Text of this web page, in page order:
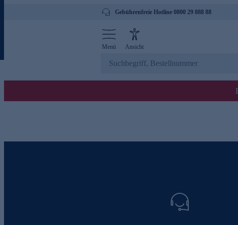
Gebührenfreie Hotline 0800 29 888 88
Menü Ansicht